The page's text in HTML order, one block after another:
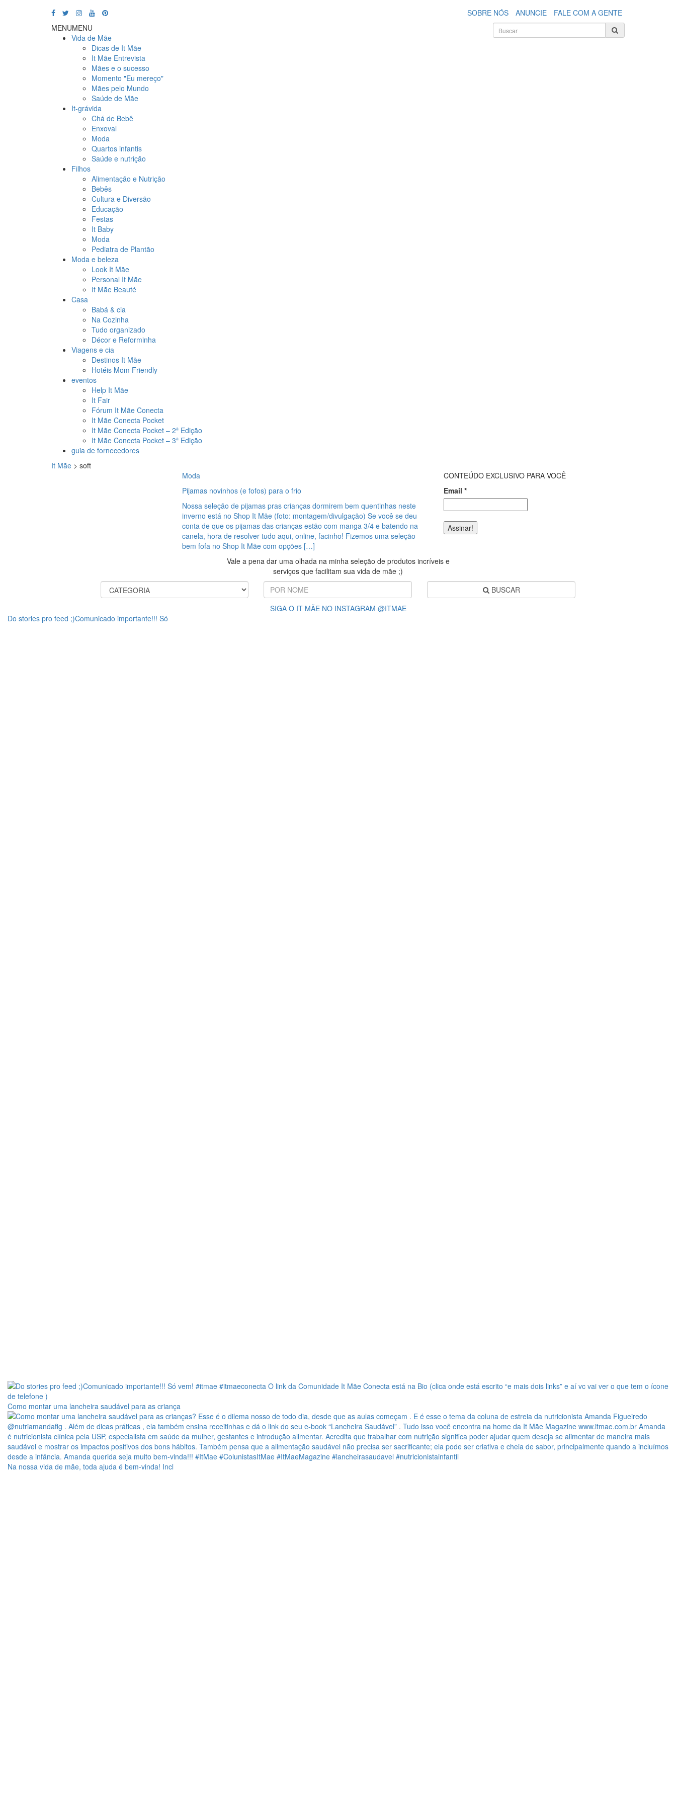
SOBRE NÓS ANUNCIE
FALE COM A GENTE
MENUMENU
Vida de Mãe
Dicas de It Mãe
It Mãe Entrevista
Mães e o sucesso
Momento "Eu mereço"
Mães pelo Mundo
Saúde de Mãe
It-grávida
Chá de Bebê
Enxoval
Moda
Quartos infantis
Saúde e nutrição
Filhos
Alimentação e Nutrição
Bebês
Cultura e Diversão
Educação
Festas
It Baby
Moda
Pediatra de Plantão
Moda e beleza
Look It Mãe
Personal It Mãe
It Mãe Beauté
Casa
Babá & cia
Na Cozinha
Tudo organizado
Décor e Reforminha
Viagens e cia
Destinos It Mãe
Hotéis Mom Friendly
eventos
Help It Mãe
It Fair
Fórum It Mãe Conecta
It Mãe Conecta Pocket
It Mãe Conecta Pocket – 2ª Edição
It Mãe Conecta Pocket – 3ª Edição
guia de fornecedores
It Mãe > soft
Moda
Pijamas novinhos (e fofos) para o frio
Nossa seleção de pijamas pras crianças dormirem bem quentinhas neste
inverno está no Shop It Mãe (foto: montagem/divulgação) Se você se deu
conta de que os pijamas das crianças estão com manga 3/4 e batendo na
canela, hora de resolver tudo aqui, online, facinho! Fizemos uma seleção
bem fofa no Shop It Mãe com opções […]
CONTEÚDO EXCLUSIVO PARA VOCÊ
Email *
Vale a pena dar uma olhada na minha seleção de produtos incríveis e
serviços que facilitam sua vida de mãe ;)
BUSCAR
SIGA O IT MÃE NO INSTAGRAM @ITMAE
Do stories pro feed ;)Comunicado importante!!! Só
Como montar uma lancheira saudável para as criança
Na nossa vida de mãe, toda ajuda é bem-vinda! Incl